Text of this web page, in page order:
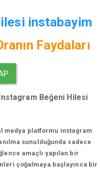
instabayim
Faydaları
Beğeni Hilesi
medya platformu instagram
sunulduğunda sadece
amaçlı yapılan bir
çoğalmaya başlayınca bir